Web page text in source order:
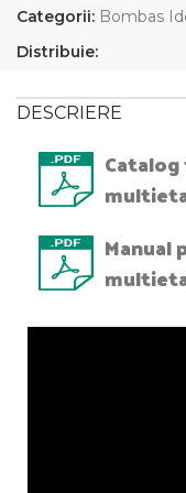
Categorii: Bombas
Distribuie:
DESCRIERE
Manual